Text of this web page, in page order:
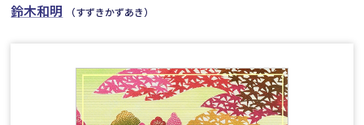
鈴木和明 （すずきかずあき）